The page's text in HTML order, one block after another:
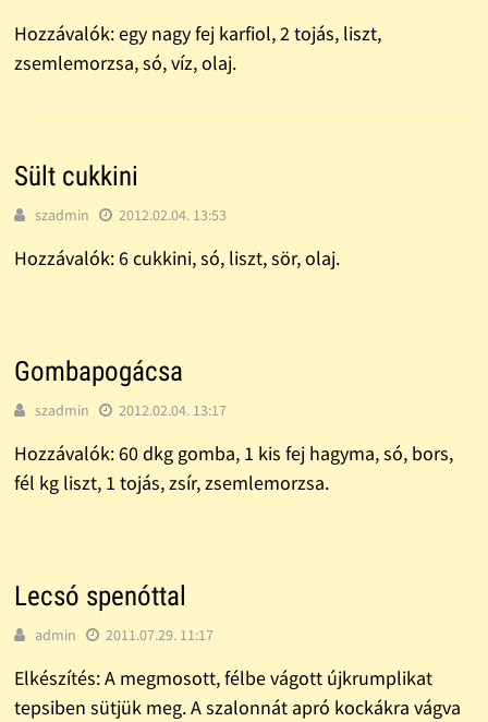
Hozzávalók: egy nagy fej karfiol, 2 tojás, liszt,
zsemlemorzsa, só, víz, olaj.
Sült cukkini
szadmin 2012.02.04. 13:53
Hozzávalók: 6 cukkini, só, liszt, sör, olaj.
Gombapogácsa
szadmin 2012.02.04. 13:17
Hozzávalók: 60 dkg gomba, 1 kis fej hagyma, só, bors,
fél kg liszt, 1 tojás, zsír, zsemlemorzsa.
Lecsó spenóttal
admin 2011.07.29. 11:17
Elkészítés: A megmosott, félbe vágott újkrumplikat
tepsiben sütjük meg. A szalonnát apró kockákra vágva